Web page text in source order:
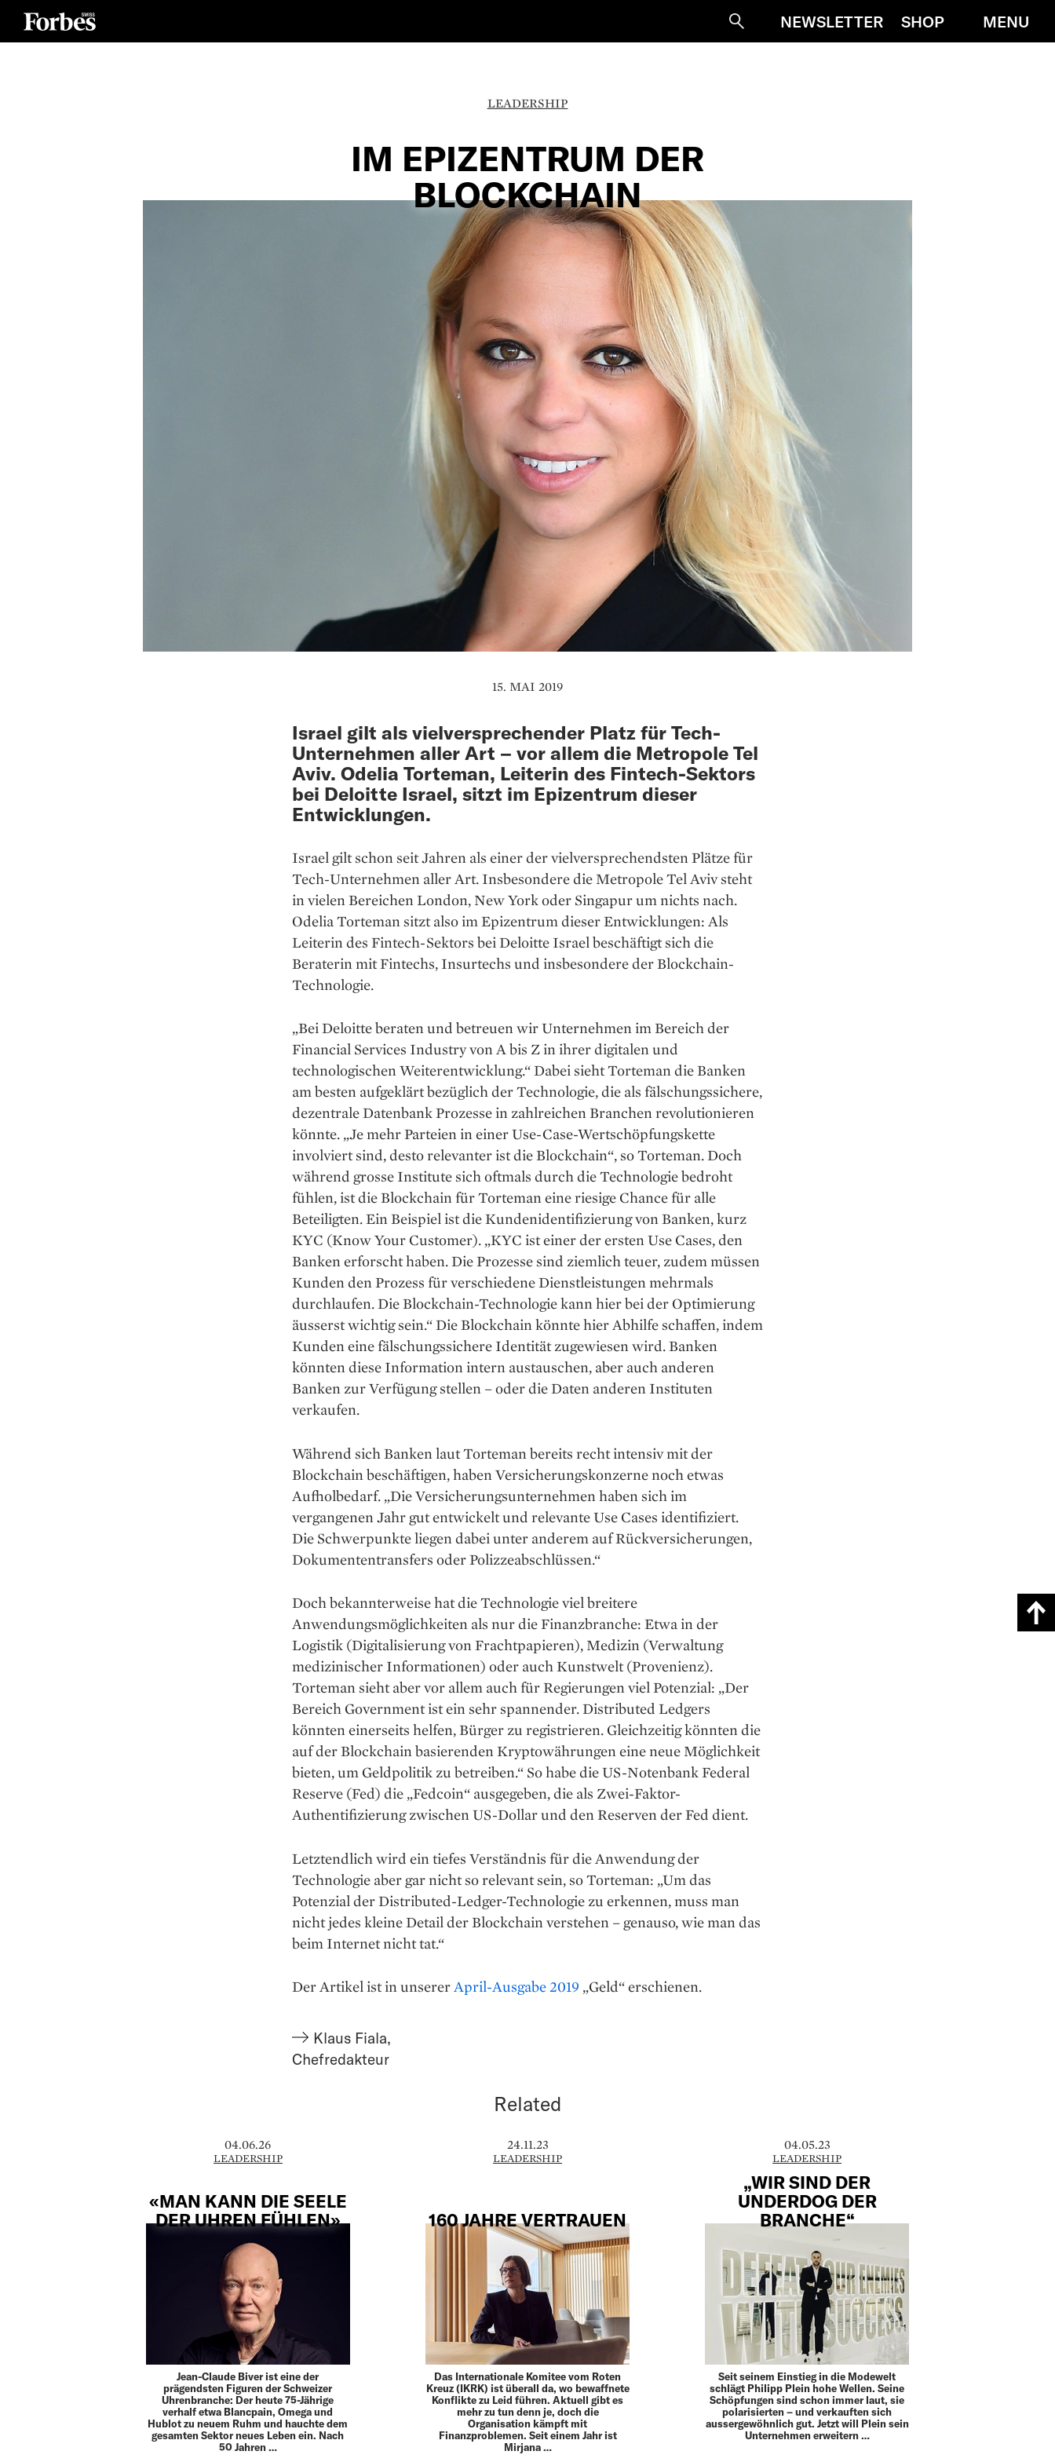
SucheNEWSLETTER SHOP MENU
LEADERSHIP
IM EPIZENTRUM DER
BLOCKCHAIN
15. MAI 2019
Israel gilt als vielversprechender Platz für Tech-
Unternehmen aller Art – vor allem die Metropole Tel
Aviv. Odelia Torteman, Leiterin des Fintech-Sektors
bei Deloitte Israel, sitzt im Epizentrum dieser
Entwicklungen.
Israel gilt schon seit Jahren als einer der vielversprechendsten Plätze für
Tech-Unternehmen aller Art. Insbesondere die Metropole Tel Aviv steht
in vielen Bereichen London, New York oder Singapur um nichts nach.
Odelia Torteman sitzt also im Epizentrum dieser Entwicklungen: Als
Leiterin des Fintech-Sektors bei Deloitte Israel beschäftigt sich die
Beraterin mit Fintechs, Insurtechs und insbesondere der Blockchain-
Technologie.
„Bei Deloitte beraten und betreuen wir Unternehmen im Bereich der
Financial Services Industry von A bis Z in ihrer digitalen und
technologischen Weiterentwicklung.“ Dabei sieht Torteman die Banken
am besten aufgeklärt bezüglich der Technologie, die als fälschungssichere,
dezentrale Datenbank Prozesse in zahlreichen Branchen revolutionieren
könnte. „Je mehr Parteien in einer Use-Case-Wertschöpfungskette
involviert sind, desto relevanter ist die Blockchain“, so Torteman. Doch
während grosse Institute sich oftmals durch die Technologie bedroht
fühlen, ist die Blockchain für Torteman eine riesige Chance für alle
Beteiligten. Ein Beispiel ist die Kundenidentifizierung von Banken, kurz
KYC (Know Your Customer). „KYC ist einer der ersten Use Cases, den
Banken erforscht haben. Die Prozesse sind ziemlich teuer, zudem müssen
Kunden den Prozess für verschiedene Dienstleistungen mehrmals
durchlaufen. Die Blockchain-Technologie kann hier bei der Optimierung
äusserst wichtig sein.“ Die Blockchain könnte hier Abhilfe ­schaffen, indem
Kunden eine fälschungs­sichere Identität zugewiesen wird. Banken
könnten diese Information intern austauschen, aber auch anderen
Banken zur Verfügung stellen – oder die Daten anderen Instituten
verkaufen.
Während sich Banken laut ­Torteman bereits recht intensiv mit der
Blockchain beschäftigen, haben Versicherungskonzerne noch etwas
Aufholbedarf. „Die Versicherungsunternehmen haben sich im
vergangenen Jahr gut entwickelt und relevante Use Cases identifiziert.
Die Schwerpunkte liegen dabei unter anderem auf Rückversicherungen,
Dokumententransfers oder Polizzeabschlüssen.“
Doch bekannterweise hat die Technologie viel breitere
Anwendungsmöglichkeiten als nur die Finanzbranche: Etwa in der
Logistik (Digitalisierung von Frachtpapieren), Medizin (Verwaltung
medizinischer Informationen) oder auch Kunstwelt (Provenienz).
Torteman sieht aber vor allem auch für Regierungen viel Potenzial: „Der
Bereich Government ist ein sehr spannender. Distributed Ledgers
könnten einerseits helfen, Bürger zu registrieren. Gleichzeitig könnten die
auf der Blockchain basierenden Kryptowährungen eine neue Möglichkeit
bieten, um Geldpolitik zu betreiben.“ So habe die US-Notenbank Federal
Reserve (Fed) die „Fedcoin“ ausgegeben, die als Zwei-Faktor-
Authentifizierung ­zwischen US-Dollar und den Reserven der Fed dient.
Letztendlich wird ein tiefes Verständnis für die Anwendung der
Technologie aber gar nicht so relevant sein, so Torteman: „Um das
Potenzial der Distributed-Ledger-Technologie zu erkennen, muss man
nicht jedes kleine Detail der Blockchain verstehen – genauso, wie man das
beim Internet nicht tat.“
Der Artikel ist in unsererApril-Ausgabe 2019 „Geld“ erschienen.
Klaus Fiala,
Chefredakteur
Related
04.06.26
LEADERSHIP
«MAN KANN DIE SEELE
DER UHREN FÜHLEN»
Jean-Claude Biver ist eine der
prägendsten Figuren der Schweizer
Uhrenbranche: Der heute 75-Jährige
verhalf etwa Blancpain, Omega und
Hublot zu neuem Ruhm und hauchte dem
gesamten Sektor neues Leben ein. Nach
50 Jahren …
24.11.23
LEADERSHIP
160 JAHRE VERTRAUEN
Das Internationale Komitee vom Roten
Kreuz (IKRK) ist überall da, wo bewaffnete
Konflikte zu Leid führen. Aktuell gibt es
mehr zu tun denn je, doch die
Organisation kämpft mit
Finanzproblemen. Seit einem Jahr ist
Mirjana …
04.05.23
LEADERSHIP
„WIR SIND DER
UNDERDOG DER
BRANCHE“
Seit seinem Einstieg in die Modewelt
schlägt Philipp Plein hohe Wellen. Seine
Schöpfungen sind schon immer laut, sie
polarisierten – und verkauften sich
aussergewöhnlich gut. Jetzt will Plein sein
Unternehmen erweitern …